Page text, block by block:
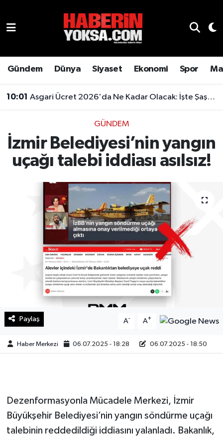
Gündem Dünya Siyaset Ekonomi Spor
10:01 Asgari Ücret 2026'da Ne Kadar Olacak: İşte Şaşırtan Rakam
GÜNDEM
İzmir Belediyesi’nin yangın
uçağı talebi iddiası asılsız!
Paylaş A- A+
Haber Merkezi 06.07.2025 - 18:28 06.07.2025 - 18:50
Dezenformasyonla Mücadele Merkezi, İzmir
Büyükşehir Belediyesi’nin yangın söndürme uçağı
talebinin reddedildiği iddiasını yalanladı. Bakanlık,
Genel
Gündem
Otomobil
Teknoloji
Yaşam
Hava Durumu
Son Dakika Haberleri
Haber Arşivi